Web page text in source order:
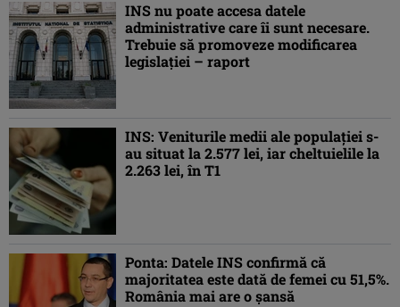
INS nu poate accesa datele
administrative care îi sunt necesare.
Trebuie să promoveze modificarea
legislaţiei – raport
INS: Veniturile medii ale populaţiei s-
au situat la 2.577 lei, iar cheltuielile la
2.263 lei, în T1
Ponta: Datele INS confirmă că
majoritatea este dată de femei cu 51,5%.
România mai are o şansă